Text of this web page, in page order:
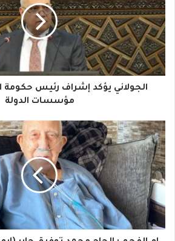
ي
د
ك
ا
إ
ل
ك
ت
ر
و
الجولاني يؤكد إشراف رئيس حكومة
مؤسسات الدولة